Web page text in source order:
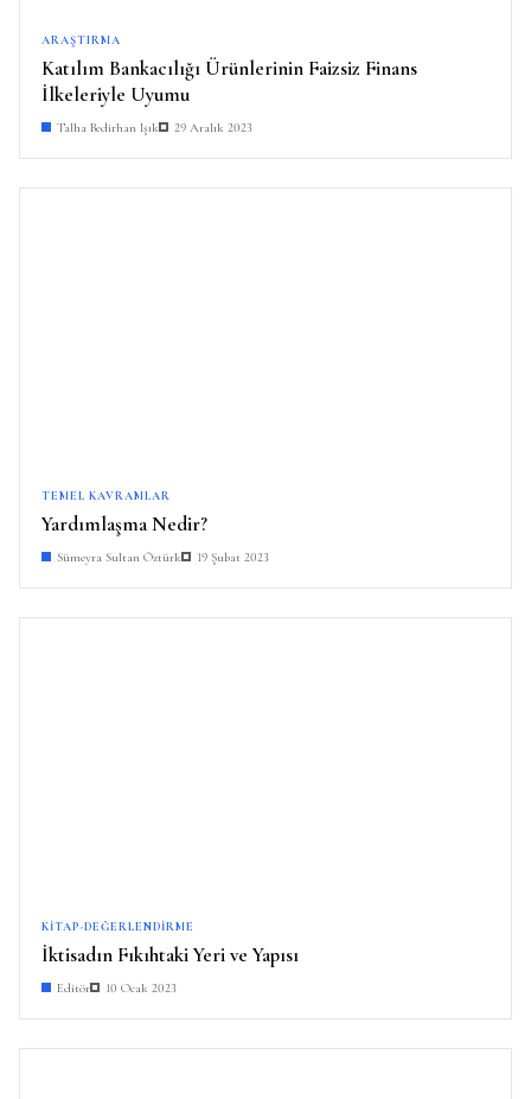
ARAŞTIRMA
Katılım Bankacılığı Ürünlerinin Faizsiz Finans
İlkeleriyle Uyumu
Talha Bedirhan Işık 29 Aralık 2023
TEMEL KAVRAMLAR
Yardımlaşma Nedir?
Sümeyra Sultan Öztürk 19 Şubat 2023
KITAP-DEĞERLENDIRME
İktisadın Fıkıhtaki Yeri ve Yapısı
Editör 10 Ocak 2023